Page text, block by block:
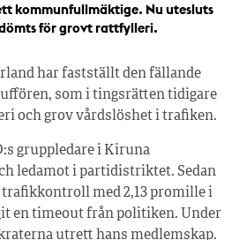
kommunfullmäktige. Nu utesluts
för grovt rattfylleri.
har fastställt den fällande
som i tingsrätten tidigare
och grov vårdslöshet i trafiken.
gruppledare i Kiruna
ledamot i partidistriktet. Sedan
med 2,13 promille i
en timeout från politiken. Under
utrett hans medlemskap.